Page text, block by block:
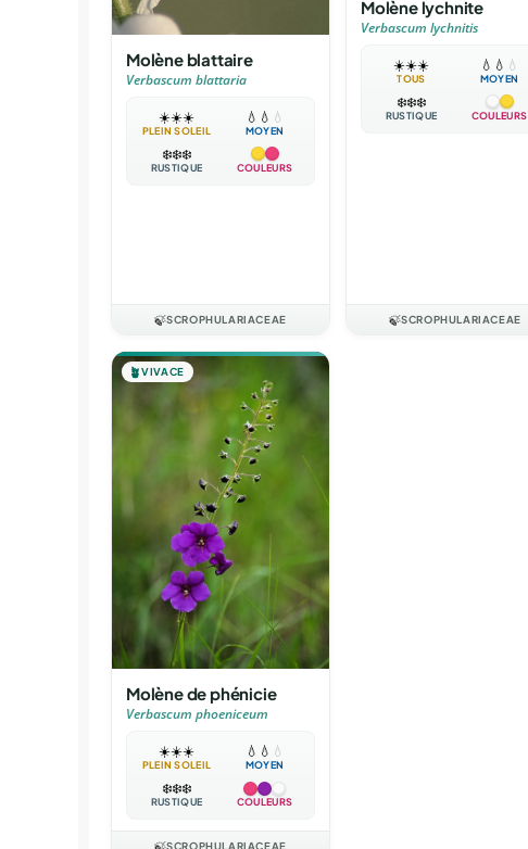
Molène blattaire
Verbascum blattaria
☀️☀️☀️
PLEIN SOLEIL
💧 💧 💧
MOYEN
❄️❄️❄️
RUSTIQUE COULEURS
🍃SCROPHULARIACEAE
Molène lychnite
Verbascum lychnitis
☀️☀️☀️
TOUS
💧 💧 💧
MOYEN
❄️❄️❄️
RUSTIQUE COULEURS
🍃SCROPHULARIACEAE
🪴VIVACE
Molène de phénicie
Verbascum phoeniceum
☀️☀️☀️
PLEIN SOLEIL
💧 💧 💧
MOYEN
❄️❄️❄️
RUSTIQUE COULEURS
SCROPHULARIACEAE